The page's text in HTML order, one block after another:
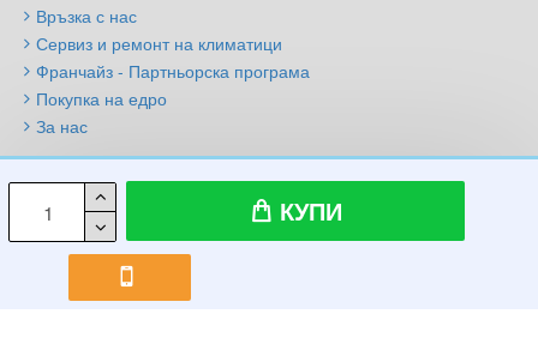
КУПИ
Връзка с нас
Сервиз и ремонт на климатици
Франчайз - Партньорска програма
Покупка на едро
За нас
© 2009-2026, Климатици.бг, Всички права запазени